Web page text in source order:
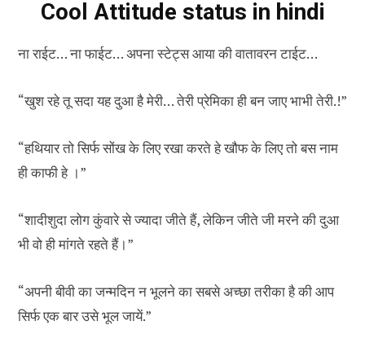
Cool Attitude status in hindi
ना राईट… ना फाईट… अपना स्टेट्स आया की वातावरन टाईट…
“खुश रहे तू सदा यह दुआ है मेरी… तेरी प्रेमिका ही बन जाए भाभी तेरी.!”
“हथियार तो सिर्फ सोंख के लिए रखा करते हे खौफ के लिए तो बस नाम
ही काफी हे ।”
“शादीशुदा लोग कुंवारे से ज्यादा जीते हैं, लेकिन जीते जी मरने की दुआ
भी वो ही मांगते रहते हैं।”
“अपनी बीवी का जन्मदिन न भूलने का सबसे अच्छा तरीका है की आप
सिर्फ एक बार उसे भूल जायें.”